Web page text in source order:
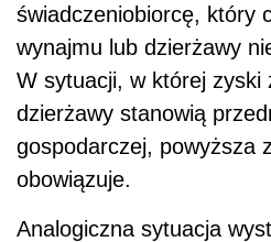
świadczeniobiorcę, który
wynajmu lub dzierżawy
W sytuacji, w której zyski
dzierżawy stanowią
gospodarczej, powyższa
obowiązuje.
Analogiczna sytuacja